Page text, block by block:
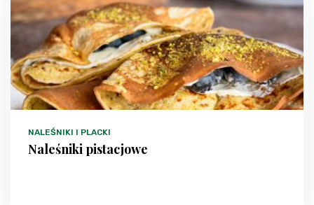
NALEŚNIKI I PLACKI
Naleśniki pistacjowe